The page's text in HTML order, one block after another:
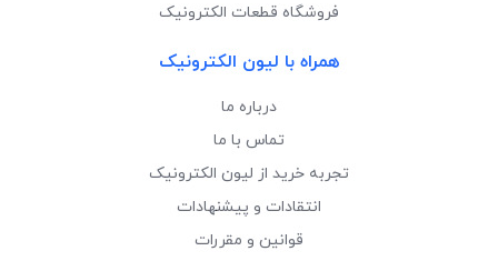
فروشگاه قطعات الکترونیک
همراه با لیون الکترونیک
درباره ما
تماس با ما
تجربه خرید از لیون الکترونیک
انتقادات و پیشنهادات
قوانین و مقررات